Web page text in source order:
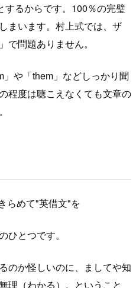
するからです。100％の完璧
まいます。村上式では、ザ
で問題ありません。
や「them」などしっかり聞
程度は聴こえなくても文章の
らめて"英借文"を
ひとつです。
のか怪しいのに、ましてや知
理（わかる）。ということ